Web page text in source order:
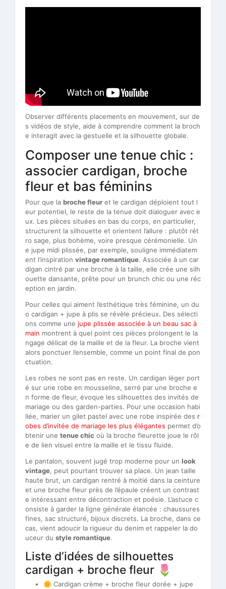
Observer différents placements en mouvement, sur de
s vidéos de style, aide à comprendre comment la broch
e interagit avec la gestuelle et la silhouette globale.
Composer une tenue chic :
associer cardigan, broche
fleur et bas féminins
Pour que la broche fleur et le cardigan déploient tout l
eur potentiel, le reste de la tenue doit dialoguer avec e
ux. Les pièces situées en bas du corps, en particulier,
structurent la silhouette et orientent l’allure : plutôt rét
ro sage, plus bohème, voire presque cérémonielle. Un
e jupe midi plissée, par exemple, souligne immédiatem
ent l’inspiration vintage romantique. Associée à un car
digan cintré par une broche à la taille, elle crée une silh
ouette dansante, prête pour un brunch chic ou une réc
eption en jardin.
Pour celles qui aiment l’esthétique très féminine, un du
o cardigan + jupe à plis se révèle précieux. Des sélecti
ons comme une jupe plissée associée à un beau sac à
main montrent à quel point ces pièces prolongent le la
ngage délicat de la maille et de la fleur. La broche vient
alors ponctuer l’ensemble, comme un point final de pon
ctuation.
Les robes ne sont pas en reste. Un cardigan léger port
é sur une robe en mousseline, serré par une broche e
n forme de fleur, évoque les silhouettes des invités de
mariage ou des garden-parties. Pour une occasion habi
llée, marier un gilet pastel avec une robe inspirée des r
obes d’invitée de mariage les plus élégantes permet d’o
btenir une tenue chic où la broche fleurette joue le rôl
e de lien visuel entre la maille et le tissu fluide.
Le pantalon, souvent jugé trop moderne pour un look
vintage, peut pourtant trouver sa place. Un jean taille
haute brut, un cardigan rentré à moitié dans la ceinture
et une broche fleur près de l’épaule créent un contrast
e intéressant entre décontraction et poésie. L’astuce c
onsiste à garder la ligne générale élancée : chaussures
fines, sac structuré, bijoux discrets. La broche, dans ce
cas, vient adoucir la rigueur du denim et rappeler la do
uceur du style romantique.
Liste d’idées de silhouettes
cardigan + broche fleur 🌷
🌼 Cardigan crème + broche fleur dorée + jupe